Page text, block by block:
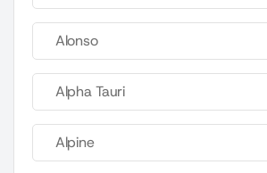
Alonso
Alpha Tauri
Alpine